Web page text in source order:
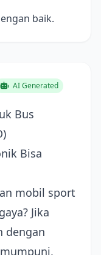
baik.
AI Generated
Bus
Bisa
mobil sport
Jika
dengan